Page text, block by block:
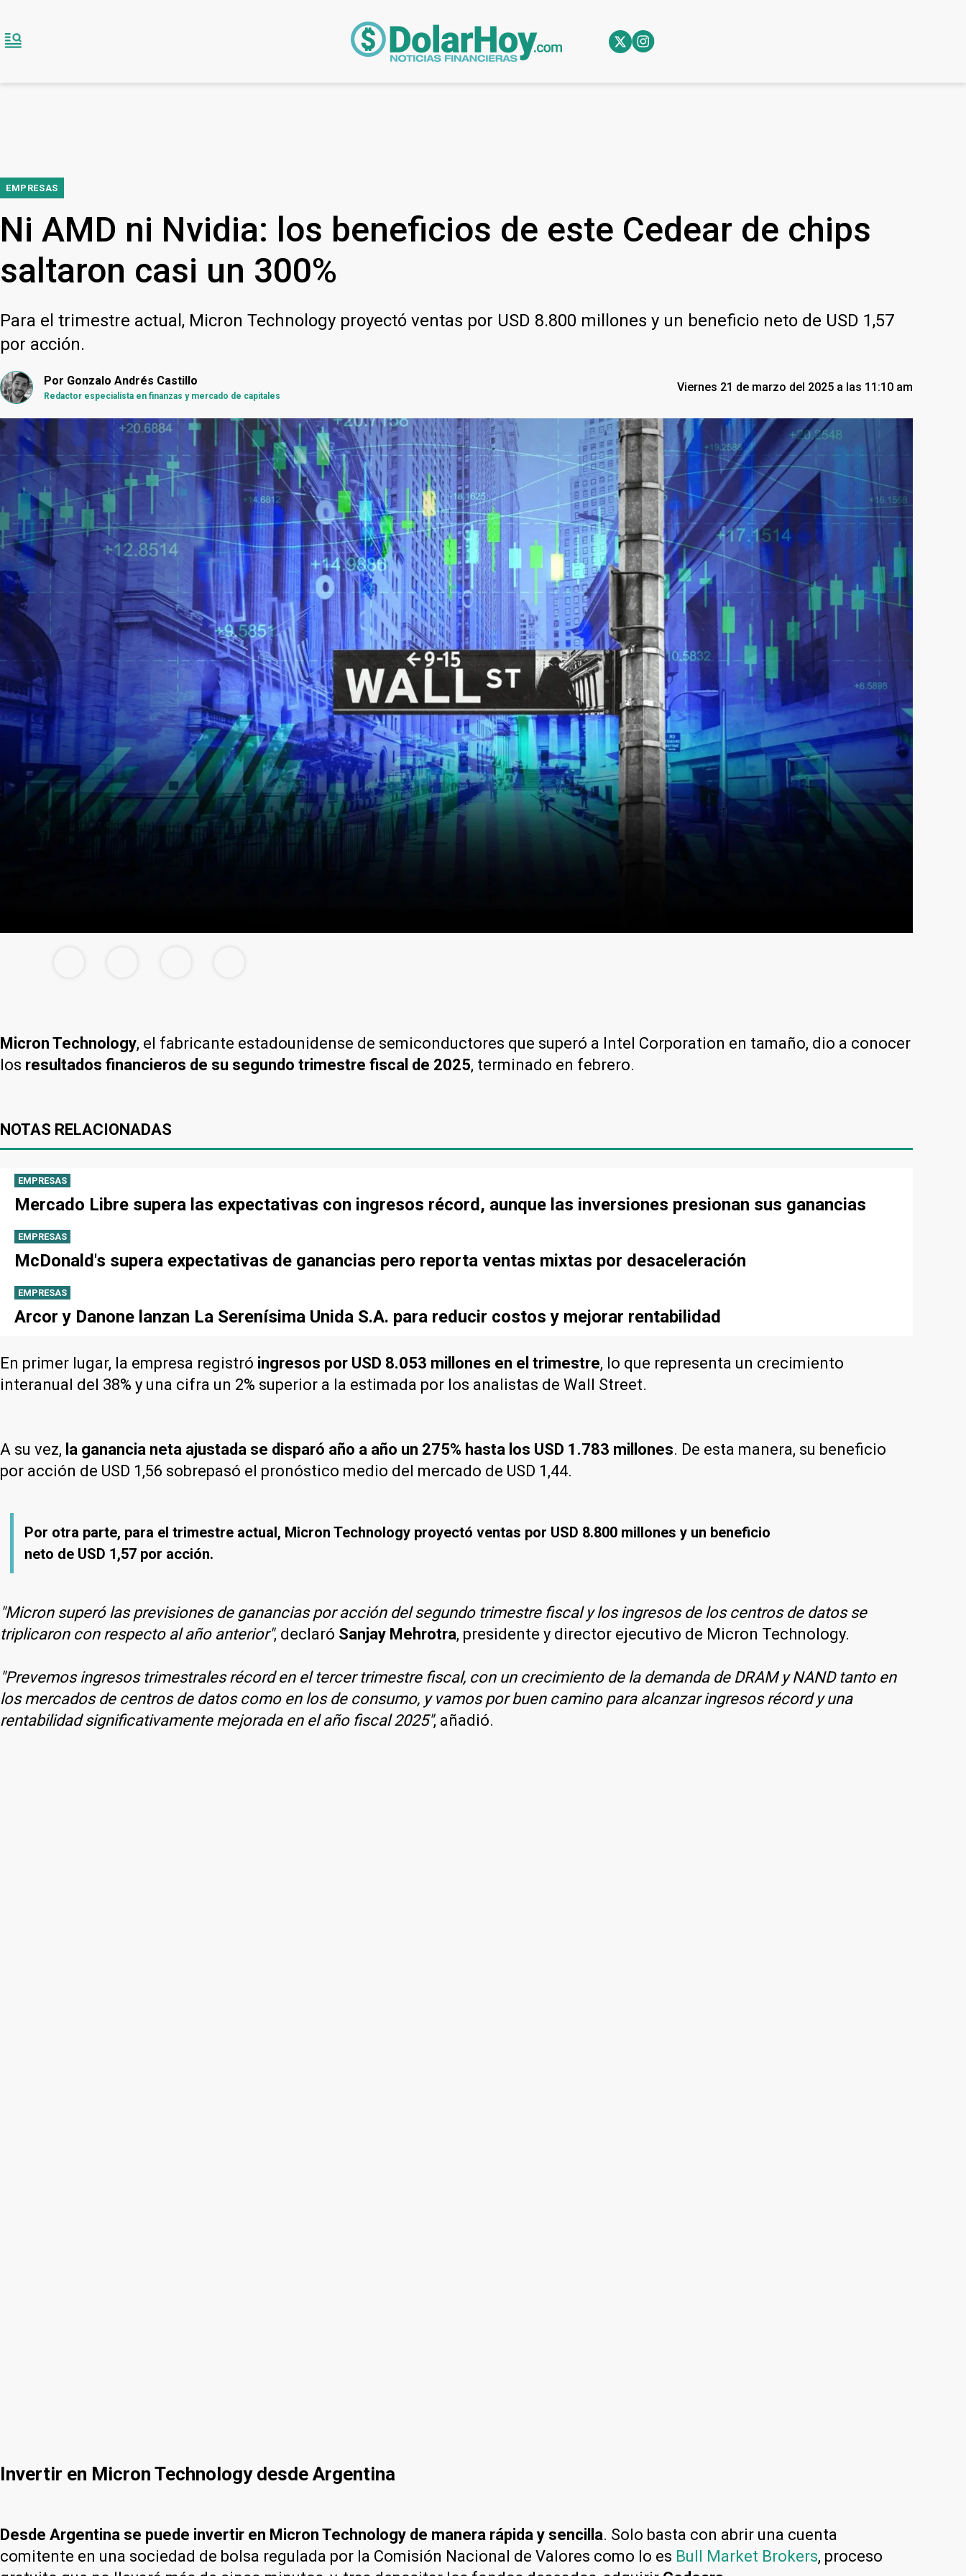
EMPRESAS
Ni AMD ni Nvidia: los beneficios de este Cedear de chips
saltaron casi un 300%
Para el trimestre actual, Micron Technology proyectó ventas por USD 8.800 millones y un beneficio neto de USD 1,57
por acción.
Por Gonzalo Andrés Castillo
Redactor especialista en finanzas y mercado de capitales
Viernes 21 de marzo del 2025 a las 11:10 am
Micron Technology, el fabricante estadounidense de semiconductores que superó a Intel Corporation en tamaño, dio a conocer
los resultados financieros de su segundo trimestre fiscal de 2025, terminado en febrero.
NOTAS RELACIONADAS
EMPRESAS
Mercado Libre supera las expectativas con ingresos récord, aunque las inversiones presionan sus ganancias
EMPRESAS
McDonald's supera expectativas de ganancias pero reporta ventas mixtas por desaceleración
EMPRESAS
Arcor y Danone lanzan La Serenísima Unida S.A. para reducir costos y mejorar rentabilidad
En primer lugar, la empresa registró ingresos por USD 8.053 millones en el trimestre, lo que representa un crecimiento
interanual del 38% y una cifra un 2% superior a la estimada por los analistas de Wall Street.
A su vez, la ganancia neta ajustada se disparó año a año un 275% hasta los USD 1.783 millones. De esta manera, su beneficio
por acción de USD 1,56 sobrepasó el pronóstico medio del mercado de USD 1,44.
Por otra parte, para el trimestre actual, Micron Technology proyectó ventas por USD 8.800 millones y un beneficio
neto de USD 1,57 por acción.
"Micron superó las previsiones de ganancias por acción del segundo trimestre fiscal y los ingresos de los centros de datos se
triplicaron con respecto al año anterior", declaró Sanjay Mehrotra, presidente y director ejecutivo de Micron Technology.
"Prevemos ingresos trimestrales récord en el tercer trimestre fiscal, con un crecimiento de la demanda de DRAM y NAND tanto en
los mercados de centros de datos como en los de consumo, y vamos por buen camino para alcanzar ingresos récord y una
rentabilidad significativamente mejorada en el año fiscal 2025", añadió.
Invertir en Micron Technology desde Argentina
Desde Argentina se puede invertir en Micron Technology de manera rápida y sencilla. Solo basta con abrir una cuenta
comitente en una sociedad de bolsa regulada por la Comisión Nacional de Valores como lo es Bull Market Brokers, proceso